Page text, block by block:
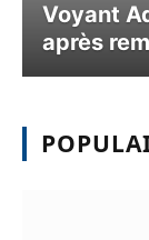
Voyant
après